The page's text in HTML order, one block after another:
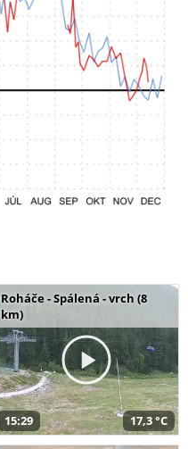
Roháče - Spálená - vrch (8
km)
15:29 17,3 °C